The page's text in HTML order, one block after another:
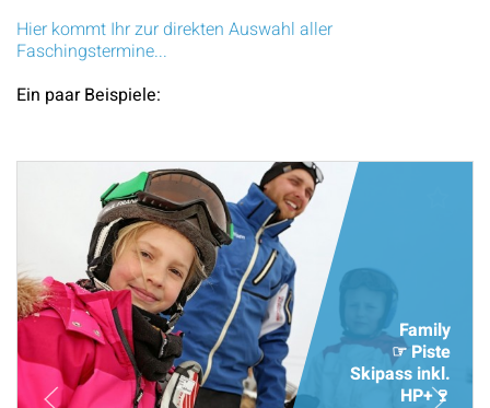
Hier kommt Ihr zur direkten Auswahl aller
Faschingstermine...
Ein paar Beispiele:
Family
☞ Piste
Skipass inkl.
HP+🍷